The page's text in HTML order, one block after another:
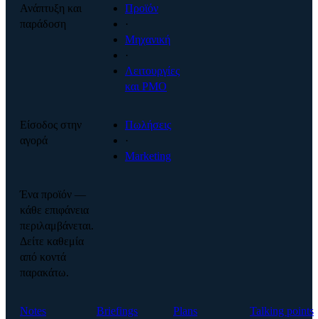
Ανάπτυξη και
παράδοση
Προϊόν
·
Μηχανική
·
Λειτουργίες
και PMO
Είσοδος στην
αγορά
Πωλήσεις
·
Marketing
Ένα προϊόν —
κάθε επιφάνεια
περιλαμβάνεται.
Δείτε καθεμία
από κοντά
παρακάτω.
Notes Briefings Plans Talking points